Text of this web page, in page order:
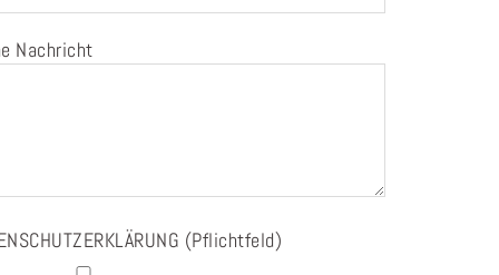
Nachricht
(Pflichtfeld)